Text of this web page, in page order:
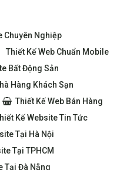
Chuyên Nghiệp
Thiết Kế Web Chuẩn Mobile
Bất Động Sản
Hàng Khách Sạn
Thiết Kế Web Bán Hàng
Kế Website Tin Tức
Tại Hà Nội
Tại TPHCM
Tại Đà Nẵng